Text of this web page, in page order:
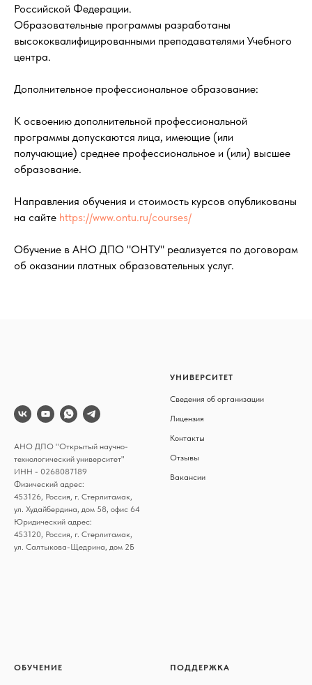
Российской Федерации.
Образовательные программы разработаны
высококвалифицированными преподавателями Учебного
центра.
Дополнительное профессиональное образование:
К освоению дополнительной профессиональной
программы допускаются лица, имеющие (или
получающие) среднее профессиональное и (или) высшее
образование.
Направления обучения и стоимость курсов опубликованы
на сайте https://www.ontu.ru/courses/
Обучение в АНО ДПО "ОНТУ" реализуется по договорам
об оказании платных образовательных услуг.
АНО ДПО "Открытый научно-
технологический университет"
ИНН - 0268087189
Физический адрес:
453126, Россия, г. Стерлитамак,
ул. Худайбердина, дом 58, офис 64
Юридический адрес:
453120, Россия, г. Стерлитамак,
ул. Салтыкова-Щедрина, дом 2Б
УНИВЕРСИТЕТ
Сведения об организации
Лицензия
Контакты
Отзывы
Вакансии
ОБУЧЕНИЕ ПОДДЕРЖКА